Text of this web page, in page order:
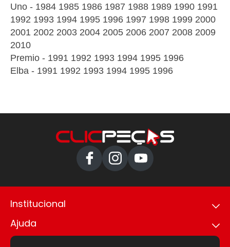
Uno - 1984 1985 1986 1987 1988 1989 1990 1991
1992 1993 1994 1995 1996 1997 1998 1999 2000
2001 2002 2003 2004 2005 2006 2007 2008 2009
2010
Premio - 1991 1992 1993 1994 1995 1996
Elba - 1991 1992 1993 1994 1995 1996
Institucional
Política de privacidade
Trabalhe conosco
Ajuda
Como comprar